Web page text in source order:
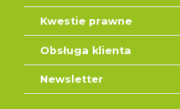
Kwestie prawne
Obsługa klienta
Newsletter